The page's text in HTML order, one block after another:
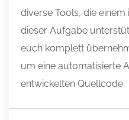
diverse Tools, die
dieser Aufgabe
euch komplett
um eine automatisierte
entwickelten Quellcode.